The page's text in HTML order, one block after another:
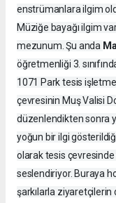
enstrümanlara ilgim
Müziğe bayağı ilgim
mezunum. Şu anda
öğretmenliği 3.
1071 Park tesis
çevresinin Muş Valisi
düzenlendikten sonra
yoğun bir ilgi
olarak tesis çevresinde
seslendiriyor. Buraya
şarkılarla ziyaretçilerin